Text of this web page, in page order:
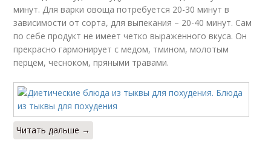
минут. Для варки овоща потребуется 20-30 минут в
зависимости от сорта, для выпекания – 20-40 минут. Сам
по себе продукт не имеет четко выраженного вкуса. Он
прекрасно гармонирует с медом, тмином, молотым
перцем, чесноком, пряными травами.
Читать дальше →